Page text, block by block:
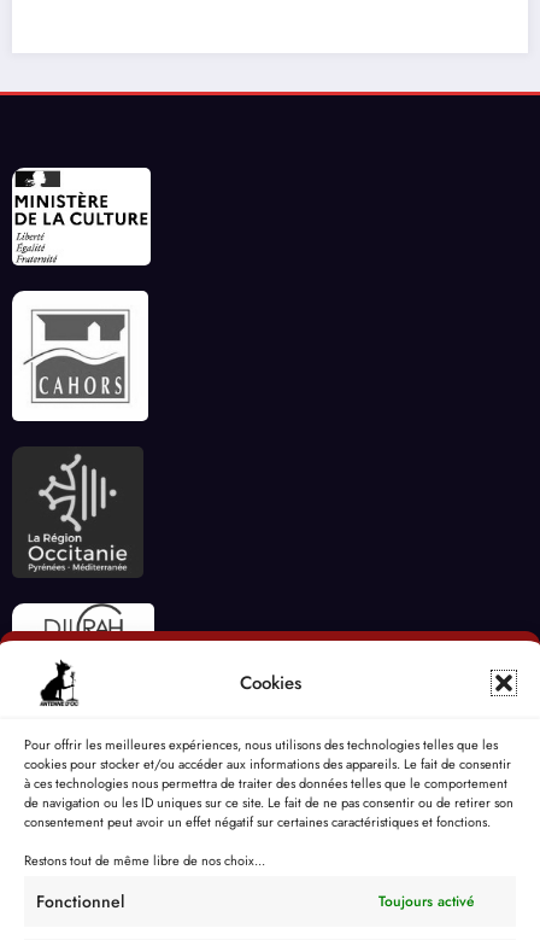
Cookies
Pour offrir les meilleures expériences, nous utilisons des technologies telles que les
cookies pour stocker et/ou accéder aux informations des appareils. Le fait de consentir
à ces technologies nous permettra de traiter des données telles que le comportement
de navigation ou les ID uniques sur ce site. Le fait de ne pas consentir ou de retirer son
consentement peut avoir un effet négatif sur certaines caractéristiques et fonctions.
Restons tout de même libre de nos choix...
Fonctionnel Toujours activé